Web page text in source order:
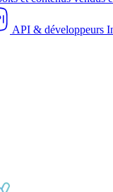
API & développeurs